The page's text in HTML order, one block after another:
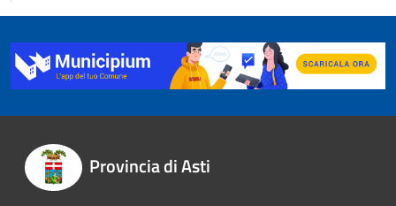
Provincia di Asti